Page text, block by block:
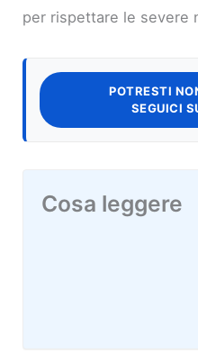
per rispettare le severe
POTRESTI
SEGUICI
Cosa leggere